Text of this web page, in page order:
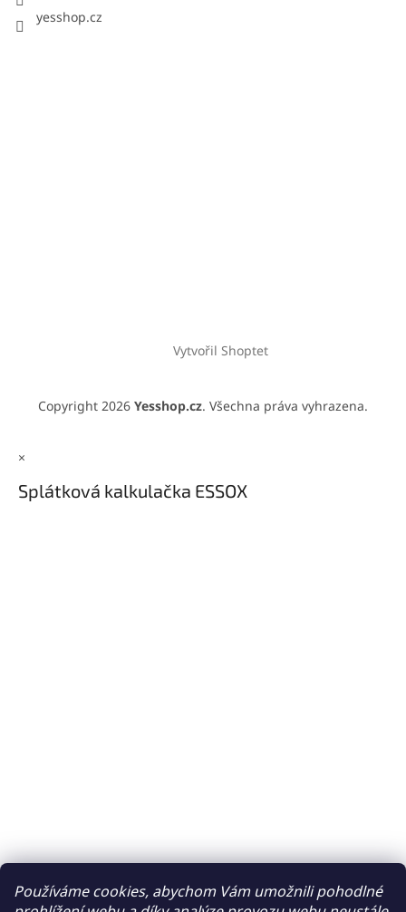
Používáme cookies, abychom Vám umožnili pohodlné
yesshop.cz
Vytvořil Shoptet
Copyright 2026 Yesshop.cz. Všechna práva vyhrazena.
×
Splátková kalkulačka ESSOX